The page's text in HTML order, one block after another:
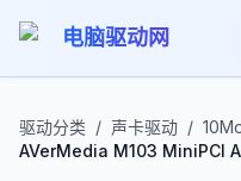
电脑驱动网
驱动分类 / 声卡驱动 /
AVerMedia M103 MiniPCI